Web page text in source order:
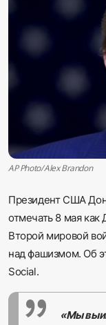
Экономика
Общество
Спорт
Мир
AP Photo/ Alex Brandon
Президент США
отмечать 8 мая
Второй мировой
над фашизмом. Об
Social.
«Мы